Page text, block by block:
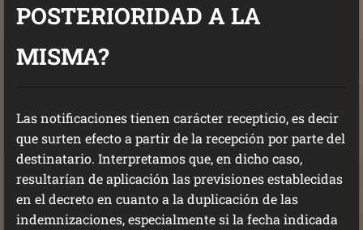
POSTERIORIDAD A LA
MISMA?
Las notificaciones tienen carácter recepticio, es decir
que surten efecto a partir de la recepción por parte del
destinatario. Interpretamos que, en dicho caso,
resultarían de aplicación las previsiones establecidas
en el decreto en cuanto a la duplicación de las
indemnizaciones, especialmente si la fecha indicada